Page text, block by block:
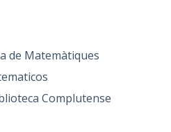
de Matemàtiques
Complutense